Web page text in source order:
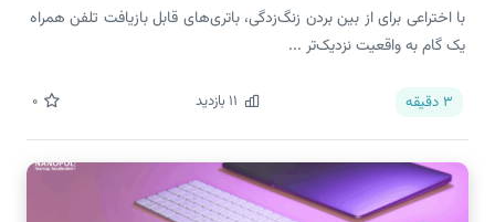
با اختراعی برای از بین بردن زنگ‌زدگی، باتری‌های قابل بازیافت تلفن همراه
یک گام به واقعیت نزدیک‌تر ...
3 دقیقه 11 بازدید 0